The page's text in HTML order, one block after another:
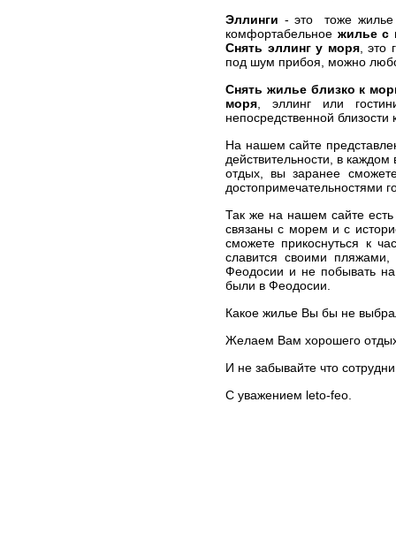
Эллинги - это тоже жилье
комфортабельное жилье с
Снять эллинг у моря, это
под шум прибоя, можно
Снять жилье близко к
моря , эллинг или
непосредственной
На нашем сайте
действительности, в
отдых, вы заранее
достопримечательностями
Так же на нашем сайте
связаны с морем и с
сможете прикоснуться к
славится своими
Феодосии и не побывать
были в Феодосии.
Какое жилье Вы бы не
Желаем Вам хорошего
И не забывайте что
С уважением leto-feo.